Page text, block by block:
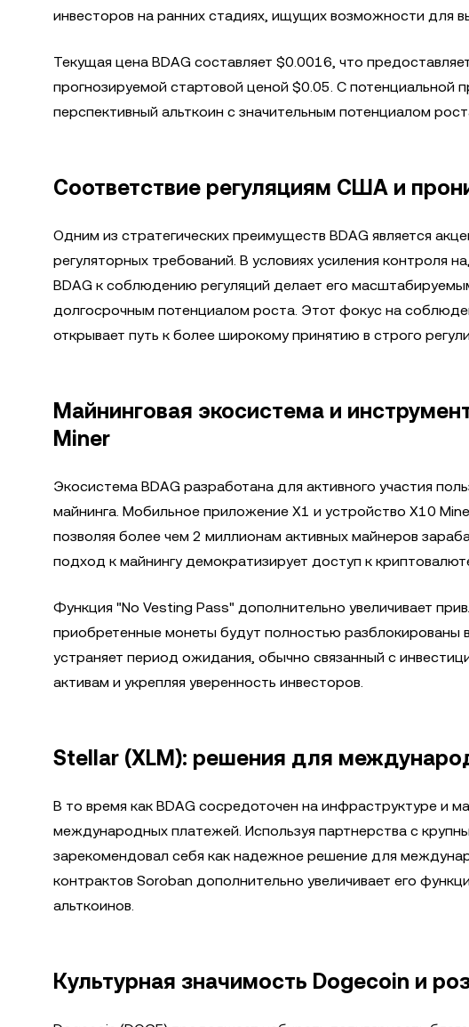
инвесторов на ранних стадиях, ищущих возможности для
Текущая цена BDAG составляет $0.0016, что
прогнозируемой стартовой ценой $0.05. С потенциальной
перспективный альткоин с значительным потенциалом
Соответствие регуляциям США и
Одним из стратегических преимуществ BDAG является
регуляторных требований. В условиях усиления контроля
BDAG к соблюдению регуляций делает его
долгосрочным потенциалом роста. Этот фокус на
открывает путь к более широкому принятию в строго
Майнинговая экосистема и
Miner
Экосистема BDAG разработана для активного участия
майнинга. Мобильное приложение X1 и устройство X10
позволяя более чем 2 миллионам активных майнеров
подход к майнингу демократизирует доступ к
Функция "No Vesting Pass" дополнительно увеличивает
приобретенные монеты будут полностью разблокированы
устраняет период ожидания, обычно связанный с
активам и укрепляя уверенность инвесторов.
Stellar (XLM): решения для
В то время как BDAG сосредоточен на инфраструктуре и
международных платежей. Используя партнерства с
зарекомендовал себя как надежное решение для
контрактов Soroban дополнительно увеличивает его
альткоинов.
Культурная значимость Dogecoin и